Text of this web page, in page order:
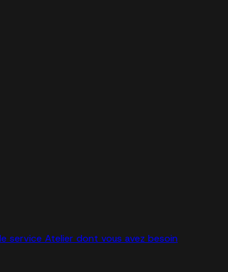
service Atelier dont vous avez besoin